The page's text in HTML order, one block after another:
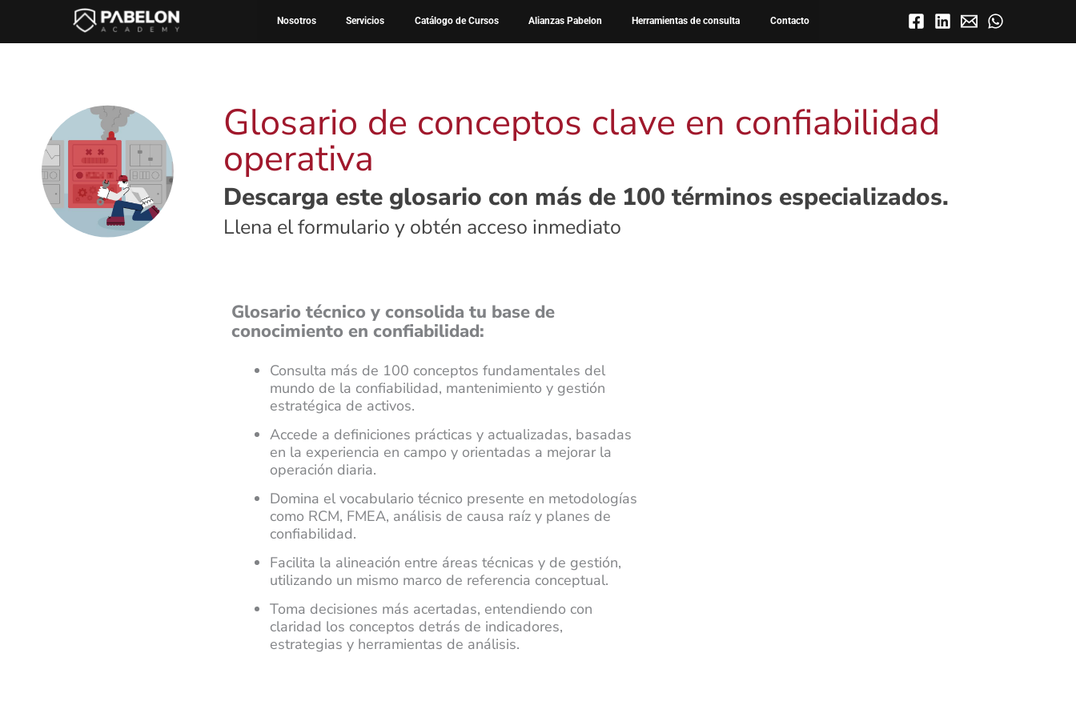
contenido
Nosotros Servicios Catálogo de Cursos Alianzas Pabelon Herramientas de consulta Contacto
Inicio Biblioteca de contenidos Recursos Glosario de conceptos de confiabilidad
Glosario de conceptos clave en confiabilidad
operativa
Descarga este glosario con más de 100 términos especializados.
Llena el formulario y obtén acceso inmediato
Glosario técnico y consolida tu base de
conocimiento en confiabilidad:
Consulta más de 100 conceptos fundamentales del
mundo de la confiabilidad, mantenimiento y gestión
estratégica de activos.
Accede a definiciones prácticas y actualizadas, basadas
en la experiencia en campo y orientadas a mejorar la
operación diaria.
Domina el vocabulario técnico presente en metodologías
como RCM, FMEA, análisis de causa raíz y planes de
confiabilidad.
Facilita la alineación entre áreas técnicas y de gestión,
utilizando un mismo marco de referencia conceptual.
Toma decisiones más acertadas, entendiendo con
claridad los conceptos detrás de indicadores,
estrategias y herramientas de análisis.